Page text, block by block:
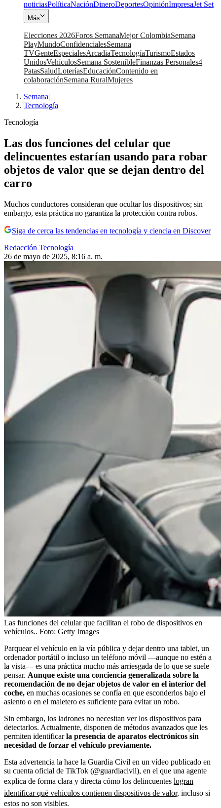
noticiasPolíticaNaciónDineroDeportesOpiniónImpresaJet Set
Más
Elecciones 2026Foros SemanaMejor ColombiaSemana
PlayMundoConfidencialesSemana
TVGenteEspecialesArcadiaTecnologíaTurismoEstados
UnidosVehículosSemana SostenibleFinanzas Personales4
PatasSaludLoteríasEducaciónContenido en
colaboraciónSemana RuralMujeres
Semana|
Tecnología
Tecnología
Las dos funciones del celular que
delincuentes estarían usando para robar
objetos de valor que se dejan dentro del
carro
Muchos conductores consideran que ocultar los dispositivos; sin
embargo, esta práctica no garantiza la protección contra robos.
Siga de cerca las tendencias en tecnología y ciencia en Discover
Redacción Tecnología
26 de mayo de 2025, 8:16 a. m.
Las funciones del celular que facilitan el robo de dispositivos en
vehículos.. Foto: Getty Images
Parquear el vehículo en la vía pública y dejar dentro una tablet, un
ordenador portátil o incluso un teléfono móvil —aunque no estén a
la vista— es una práctica mucho más arriesgada de lo que se suele
pensar. Aunque existe una conciencia generalizada sobre la
recomendación de no dejar objetos de valor en el interior del
coche, en muchas ocasiones se confía en que esconderlos bajo el
asiento o en el maletero es suficiente para evitar un robo.
Sin embargo, los ladrones no necesitan ver los dispositivos para
detectarlos. Actualmente, disponen de métodos avanzados que les
permiten identificarla presencia de aparatos electrónicos sin
necesidad de forzar el vehículo previamente.
Esta advertencia la hace la Guardia Civil en un vídeo publicado en
su cuenta oficial de TikTok (@guardiacivil), en el que una agente
explica de forma clara y directa cómo los delincuentes logran
identificar qué vehículos contienen dispositivos de valor, incluso si
estos no son visibles.